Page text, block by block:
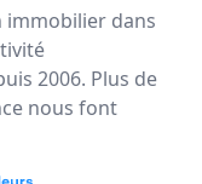
immobilier dans
2006. Plus de
nous font